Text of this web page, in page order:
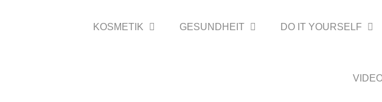
KOSMETIK GESUNDHEIT DO IT YOURSELF